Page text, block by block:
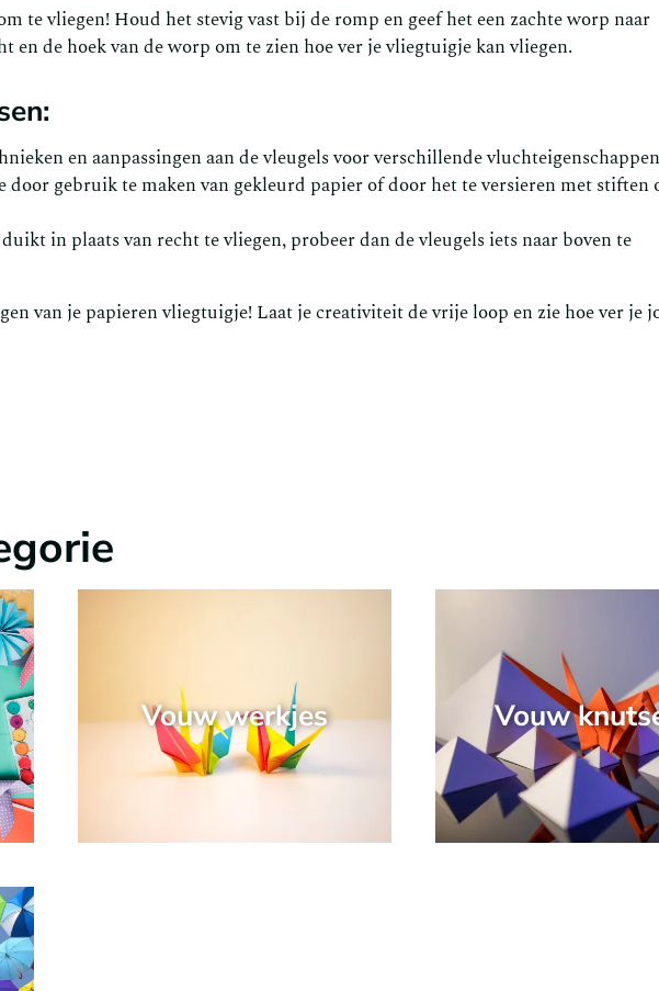
te vliegen! Houd het stevig vast bij de romp en geef het een zachte worp naar
en de hoek van de worp om te zien hoe ver je vliegtuigje kan vliegen.
en aanpassingen aan de vleugels voor verschillende
door gebruik te maken van gekleurd papier of door het te versieren met stiften
in plaats van recht te vliegen, probeer dan de vleugels iets naar boven te
van je papieren vliegtuigje! Laat je creativiteit de vrije loop en zie hoe ver je
Vouw werkjes Vouw